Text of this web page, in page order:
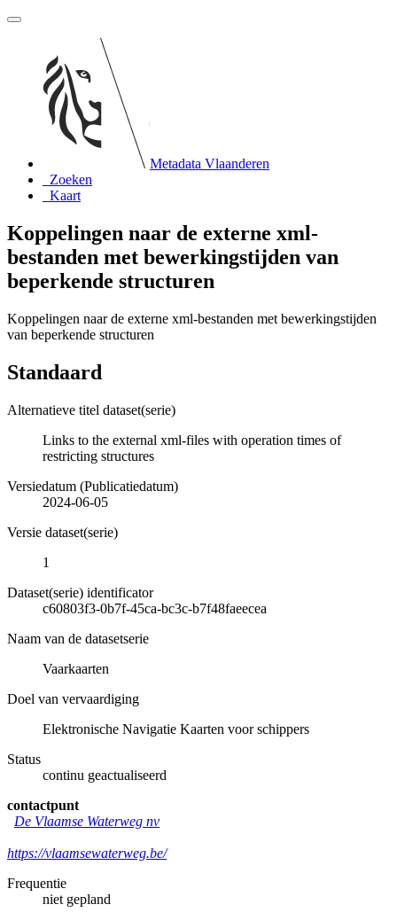
Metadata Vlaanderen
Zoeken
Kaart
Koppelingen naar de externe xml-
bestanden met bewerkingstijden van
beperkende structuren
Koppelingen naar de externe xml-bestanden met bewerkingstijden
van beperkende structuren
Standaard
Alternatieve titel dataset(serie)
Links to the external xml-files with operation times of
restricting structures
Versiedatum (Publicatiedatum)
2024-06-05
Versie dataset(serie)
1
Dataset(serie) identificator
c60803f3-0b7f-45ca-bc3c-b7f48faeecea
Naam van de datasetserie
Vaarkaarten
Doel van vervaardiging
Elektronische Navigatie Kaarten voor schippers
Status
continu geactualiseerd
contactpunt
De Vlaamse Waterweg nv
https://vlaamsewaterweg.be/
Frequentie
niet gepland